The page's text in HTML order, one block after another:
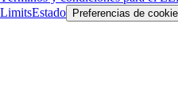
LimitsEstado Preferencias de